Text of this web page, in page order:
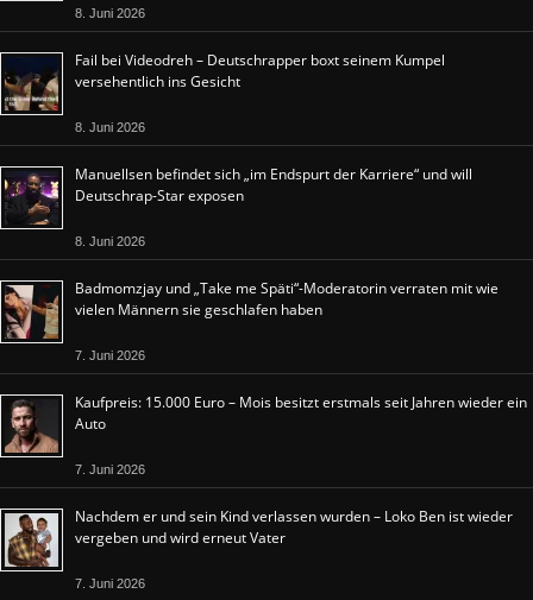
8. Juni 2026
Fail bei Videodreh – Deutschrapper boxt seinem Kumpel
versehentlich ins Gesicht
8. Juni 2026
Manuellsen befindet sich „im Endspurt der Karriere“ und will
Deutschrap-Star exposen
8. Juni 2026
Badmomzjay und „Take me Späti“-Moderatorin verraten mit wie
vielen Männern sie geschlafen haben
7. Juni 2026
Kaufpreis: 15.000 Euro – Mois besitzt erstmals seit Jahren wieder ein
Auto
7. Juni 2026
Nachdem er und sein Kind verlassen wurden – Loko Ben ist wieder
vergeben und wird erneut Vater
7. Juni 2026